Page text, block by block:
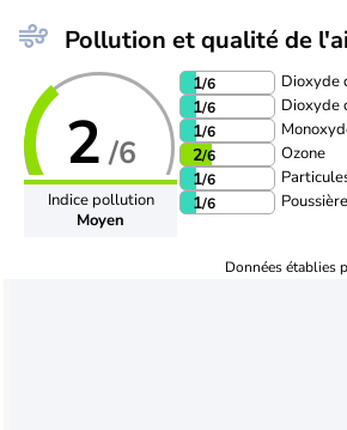
Pollution et qualité de
2 /6
Indice pollution
Moyen
1/6 Dioxyde
1/6 Dioxyde
1/6
2/6 Ozone
1/6
1/6
Données établies